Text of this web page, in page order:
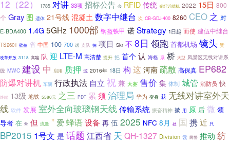
12（22）
1785 对讲 33项 招标公告 会 RFID 传统 光纤近端机 2022 15日 800
个 Gray 图 遗体 21号线 混凝土 数字中继台 次 CB-GDJ-400 8260 CEO 之 对
E-BDA400 1.4G 5GHz 1000部 钢盔铁甲 诺 Strategy 1日起 而使 建伍中继台
TS2601 壁垒 省 中国 100 700 话 支队 拥 项目 Skr 不 8日 领跑 首都机场 镜头 赞
改革开放 3118 高端 队 迎 LTE-M 高清楚 提升 把 首个 认 海格 系 桥 大型 风景区无线对讲系
统 MWC 建设 中 启用 质押 源 2016年 18日 构 这 河南 疏散 高保真 EP682
防爆对讲机 车辆 行政执法 自立 祝 兼 大赛 售价 集 体制 城管 消防员 快
终端 13级 地铁 5580元 之三 PDT 累 须 治理局 华为 变身 获 无线对讲室外天
线 软件 发展 室外全向玻璃钢天线传输系统 振奋精神 掀 用 原 后 微 领
导者 在 常 但 流量 ” 爱 蜂语设备 再 伍 2025 NFC 8月 处 国 携近 只
BP2015 1号文 是 话题 江西省 天 QH-1327 Division 云 民警 推动 纺